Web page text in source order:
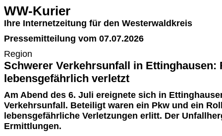
WW-Kurier
Ihre Internetzeitung für den Westerwaldkreis
Pressemitteilung vom 07.07.2026
Region
Schwerer Verkehrsunfall in Ettinghausen:
lebensgefährlich verletzt
Am Abend des 6. Juli ereignete sich in
Verkehrsunfall. Beteiligt waren ein Pkw und ein
lebensgefährliche Verletzungen erlitt. Der
Ermittlungen.